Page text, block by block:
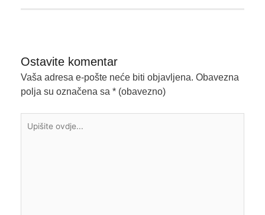
Ostavite komentar
Vaša adresa e-pošte neće biti objavljena. Obavezna
polja su označena sa * (obavezno)
ovdje...